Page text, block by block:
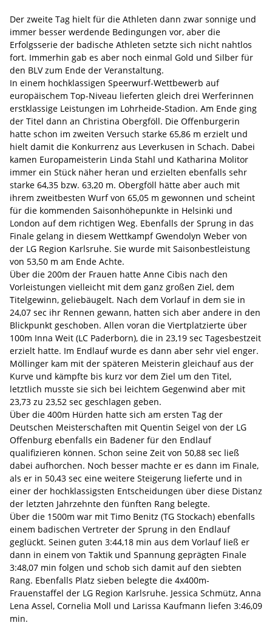
Der zweite Tag hielt für die Athleten dann zwar sonnige und
immer besser werdende Bedingungen vor, aber die
Erfolgsserie der badische Athleten setzte sich nicht nahtlos
fort. Immerhin gab es aber noch einmal Gold und Silber für
den BLV zum Ende der Veranstaltung.
In einem hochklassigen Speerwurf-Wettbewerb auf
europäischem Top-Niveau lieferten gleich drei Werferinnen
erstklassige Leistungen im Lohrheide-Stadion. Am Ende ging
der Titel dann an Christina Obergföll. Die Offenburgerin
hatte schon im zweiten Versuch starke 65,86 m erzielt und
hielt damit die Konkurrenz aus Leverkusen in Schach. Dabei
kamen Europameisterin Linda Stahl und Katharina Molitor
immer ein Stück näher heran und erzielten ebenfalls sehr
starke 64,35 bzw. 63,20 m. Obergföll hätte aber auch mit
ihrem zweitbesten Wurf von 65,05 m gewonnen und scheint
für die kommenden Saisonhöhepunkte in Helsinki und
London auf dem richtigen Weg. Ebenfalls der Sprung in das
Finale gelang in diesem Wettkampf Gwendolyn Weber von
der LG Region Karlsruhe. Sie wurde mit Saisonbestleistung
von 53,50 m am Ende Achte.
Über die 200m der Frauen hatte Anne Cibis nach den
Vorleistungen vielleicht mit dem ganz großen Ziel, dem
Titelgewinn, geliebäugelt. Nach dem Vorlauf in dem sie in
24,07 sec ihr Rennen gewann, hatten sich aber andere in den
Blickpunkt geschoben. Allen voran die Viertplatzierte über
100m Inna Weit (LC Paderborn), die in 23,19 sec Tagesbestzeit
erzielt hatte. Im Endlauf wurde es dann aber sehr viel enger.
Möllinger kam mit der späteren Meisterin gleichauf aus der
Kurve und kämpfte bis kurz vor dem Ziel um den Titel,
letztlich musste sie sich bei leichtem Gegenwind aber mit
23,73 zu 23,52 sec geschlagen geben.
Über die 400m Hürden hatte sich am ersten Tag der
Deutschen Meisterschaften mit Quentin Seigel von der LG
Offenburg ebenfalls ein Badener für den Endlauf
qualifizieren können. Schon seine Zeit von 50,88 sec ließ
dabei aufhorchen. Noch besser machte er es dann im Finale,
als er in 50,43 sec eine weitere Steigerung lieferte und in
einer der hochklassigsten Entscheidungen über diese Distanz
der letzten Jahrzehnte den fünften Rang belegte.
Über die 1500m war mit Timo Benitz (TG Stockach) ebenfalls
einem badischen Vertreter der Sprung in den Endlauf
geglückt. Seinen guten 3:44,18 min aus dem Vorlauf ließ er
dann in einem von Taktik und Spannung geprägten Finale
3:48,07 min folgen und schob sich damit auf den siebten
Rang. Ebenfalls Platz sieben belegte die 4x400m-
Frauenstaffel der LG Region Karlsruhe. Jessica Schmütz, Anna
Lena Assel, Cornelia Moll und Larissa Kaufmann liefen 3:46,09
min.